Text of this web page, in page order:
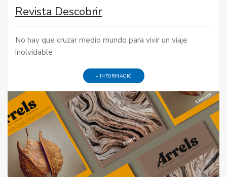
Revista Descobrir
No hay que cruzar medio mundo para vivir un viaje
inolvidable
+ INFORMACIÓ